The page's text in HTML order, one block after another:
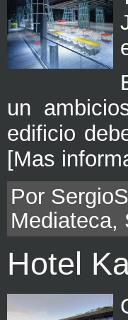
un
edificio
[Mas
Por
Mediateca,
Hotel